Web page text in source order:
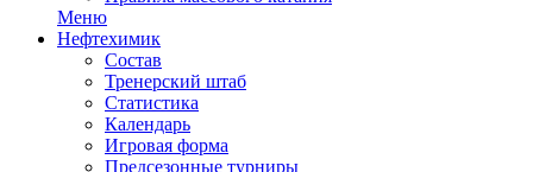
Меню
Нефтехимик
Состав
Тренерский штаб
Статистика
Календарь
Игровая форма
Предсезонные турниры